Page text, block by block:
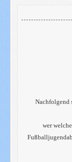
Nachfolgend
wer